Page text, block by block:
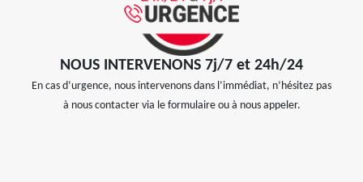
NOUS INTERVENONS 7j/7 et 24h/24
En cas d’urgence, nous intervenons dans l’immédiat, n’hésitez pas
à nous contacter via le formulaire ou à nous appeler.